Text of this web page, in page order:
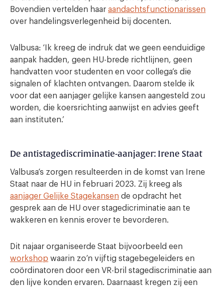
Bovendien vertelden haar aandachtsfunctionarissen
over handelingsverlegenheid bij docenten.
Valbusa: ‘Ik kreeg de indruk dat we geen eenduidige
aanpak hadden, geen HU-brede richtlijnen, geen
handvatten voor studenten en voor collega’s die
signalen of klachten ontvangen. Daarom stelde ik
voor dat een aanjager gelijke kansen aangesteld zou
worden, die koersrichting aanwijst en advies geeft
aan instituten.’
De antistagediscriminatie-aanjager: Irene Staat
Valbusa’s zorgen resulteerden in de komst van Irene
Staat naar de HU in februari 2023. Zij kreeg als
aanjager Gelijke Stagekansen de opdracht het
gesprek aan de HU over stagedicriminatie aan te
wakkeren en kennis erover te bevorderen.
Dit najaar organiseerde Staat bijvoorbeeld een
workshop waarin zo’n vijftig stagebegeleiders en
coördinatoren door een VR-bril stagediscriminatie aan
den lijve konden ervaren. Daarnaast kregen zij een